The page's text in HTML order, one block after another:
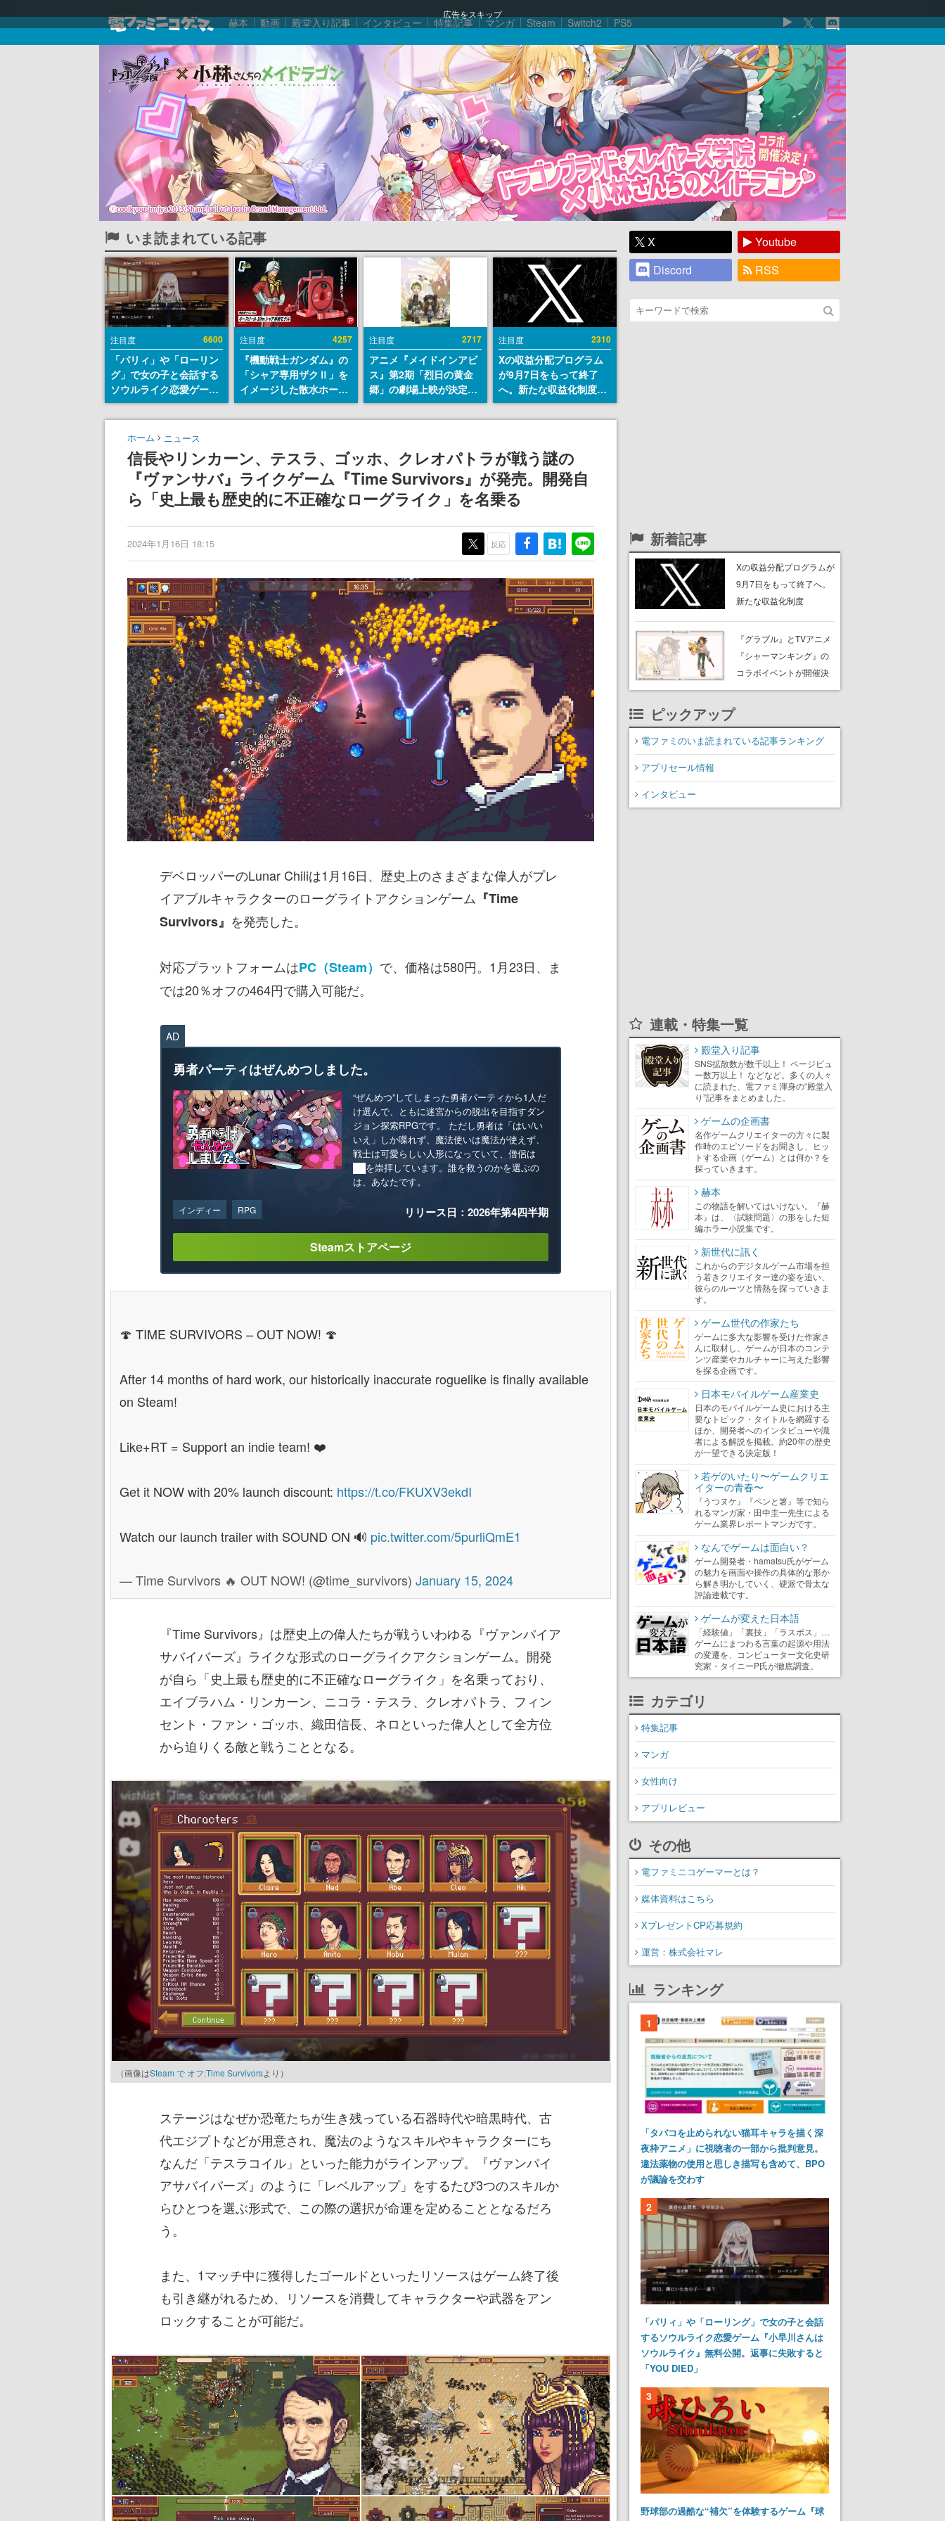
広告をスキップ
赫本 動画 殿堂入り記事 インタビュー 特集記事 マンガ Steam Switch2 PS5
いま読まれている記事
注目度 6600
「パリィ」や「ローリン
グ」で女の子と会話する
ソウルライク恋愛ゲーム
『小早川さんはソウルラ
イク』無料公開。返事に
失敗すると「YOU
DIED」
注目度 4257
『機動戦士ガンダム』の
「シャア専用ザクⅡ」を
イメージした散水ホース
リールが予約開始。本体
にはシャアのパーソナル
エンブレム、型式番号な
どを配置
注目度 2717
アニメ『メイドインアビ
ス』第2期「烈日の黄金
郷」の劇場上映が決定！
レグ役・伊瀬茉莉也さん
らが登壇する舞台挨拶も
注目度 2310
Xの収益分配プログラム
が9月7日をもって終了
へ。新たな収益化制度
「Original Content
Rewards Program」を
ホーム ニュース
信長やリンカーン、テスラ、ゴッホ、クレオパトラが戦う謎の
『ヴァンサバ』ライクゲーム『Time Survivors』が発売。開発自
ら「史上最も歴史的に不正確なローグライク」を名乗る
2024年1月16日 18:15 反応
デベロッパーのLunar Chiliは1月16日、歴史上のさまざまな偉人がプレ
イアブルキャラクターのローグライトアクションゲーム 『Time
Survivors』 を発売した。
対応プラットフォームはPC（Steam） で、価格は580円。1月23日、ま
では20％オフの464円で購入可能だ。
AD
勇者パーティはぜんめつしました。
“ぜんめつ”してしまった勇者パーティから1人だ
け選んで、ともに迷宮からの脱出を目指すダン
ジョン探索RPGです。 ただし勇者は「はい/い
いえ」しか喋れず、魔法使いは魔法が使えず、
戦士は可愛らしい人形になっていて、僧侶は
██を崇拝しています。誰を救うのかを選ぶの
は、あなたです。
インディー RPG リリース日：2026年第4四半期
Steamストアページ
🍄 TIME SURVIVORS – OUT NOW! 🍄
After 14 months of hard work, our historically inaccurate roguelike is finally available
on Steam!
Like+RT = Support an indie team! ❤️
Get it NOW with 20% launch discount: https://t.co/FKUXV3ekdI
Watch our launch trailer with SOUND ON 🔊 pic.twitter.com/5purliQmE1
— Time Survivors 🔥 OUT NOW! (@time_survivors) January 15, 2024
『Time Survivors』は歴史上の偉人たちが戦ういわゆる『ヴァンパイア
サバイバーズ』ライクな形式のローグライクアクションゲーム。開発
が自ら「史上最も歴史的に不正確なローグライク」を名乗っており、
エイブラハム・リンカーン、ニコラ・テスラ、クレオパトラ、フィン
セント・ファン・ゴッホ、織田信長、ネロといった偉人として全方位
から迫りくる敵と戦うこととなる。
（画像はSteam で オフ:Time Survivorsより）
ステージはなぜか恐竜たちが生き残っている石器時代や暗黒時代、古
代エジプトなどが用意され、魔法のようなスキルやキャラクターにち
なんだ「テスラコイル」といった能力がラインアップ。『ヴァンパイ
アサバイバーズ』のように「レベルアップ」をするたび3つのスキルか
らひとつを選ぶ形式で、この際の選択が命運を定めることとなるだろ
う。
また、1マッチ中に獲得したゴールドといったリソースはゲーム終了後
も引き継がれるため、リソースを消費してキャラクターや武器をアン
ロックすることが可能だ。
X
Youtube
Discord
RSS
新着記事
Xの収益分配プログラムが
9月7日をもって終了へ。
新たな収益化制度
Rewards Program」を発
表
『グラブル』とTVアニメ
『シャーマンキング』の
コラボイベントが開催決
定！麻倉葉（CV：日笠陽
ピックアップ
電ファミのいま読まれている記事ランキング
アプリセール情報
インタビュー
連載・特集一覧
殿堂入り記事
SNS拡散数が数千以上！ ページビュ
ー数万以上！ などなど。多くの人々
に読まれた、電ファミ渾身の“殿堂入
り”記事をまとめました。
ゲームの企画書
名作ゲームクリエイターの方々に製
作時のエピソードをお聞きし、ヒッ
トする企画（ゲーム）とは何か？を
探っていきます。
赫本
この物語を解いてはいけない。『赫
本』は、〈試験問題〉の形をした短
編ホラー小説集です。
新世代に訊く
これからのデジタルゲーム市場を担
う若きクリエイター達の姿を追い、
彼らのルーツと情熱を探っていきま
す。
ゲーム世代の作家たち
ゲームに多大な影響を受けた作家さ
んに取材し、ゲームが日本のコンテ
ンツ産業やカルチャーに与えた影響
を探る企画です。
日本モバイルゲーム産業史
日本のモバイルゲーム史における主
要なトピック・タイトルを網羅する
ほか、開発者へのインタビューや識
者による解説を掲載。約20年の歴史
が一望できる決定版！
若ゲのいたり〜ゲームクリエ
イターの青春〜
『うつヌケ』『ペンと箸』等で知ら
れるマンガ家・田中圭一先生による
ゲーム業界レポートマンガです。
なんでゲームは面白い？
ゲーム開発者・hamatsu氏がゲーム
の魅力を画面や操作の具体的な形か
ら解き明かしていく、硬派で骨太な
評論連載です。
ゲームが変えた日本語
「経験値」「裏技」「ラスボス」…
ゲームにまつわる言葉の起源や用法
の変遷を、コンピューター文化史研
究家・タイニーP氏が徹底調査。
カテゴリ
特集記事
マンガ
女性向け
アプリレビュー
その他
電ファミニコゲーマーとは？
媒体資料はこちら
XプレゼントCP応募規約
運営：株式会社マレ
ランキング
1
「タバコを止められない猫耳キャラを描く深
夜枠アニメ」に視聴者の一部から批判意見。
違法薬物の使用と思しき描写も含めて、BPO
が議論を交わす
2
「パリィ」や「ローリング」で女の子と会話
するソウルライク恋愛ゲーム『小早川さんは
ソウルライク』無料公開。返事に失敗すると
「YOU DIED」
3
野球部の過酷な“補欠”を体験するゲーム『球